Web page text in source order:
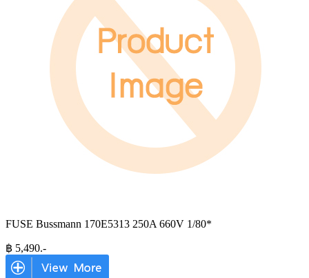
FUSE Bussmann 170E5313 250A 660V 1/80*
฿ 5,490.-